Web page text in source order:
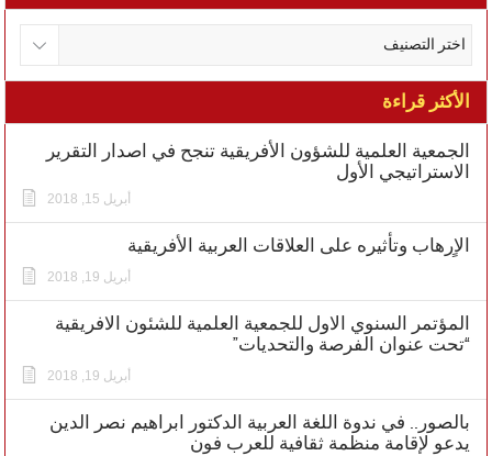
الأكثر قراءة
الجمعية العلمية للشؤون الأفريقية تنجح في اصدار التقرير
الاستراتيجي الأول
أبريل 15, 2018
الاٍرهاب وتأثيره على العلاقات العربية الأفريقية
أبريل 19, 2018
المؤتمر السنوي الاول للجمعية العلمية للشئون الافريقية
“تحت عنوان الفرصة والتحديات”
أبريل 19, 2018
بالصور.. في ندوة اللغة العربية الدكتور ابراهيم نصر الدين
يدعو لإقامة منظمة ثقافية للعرب فون